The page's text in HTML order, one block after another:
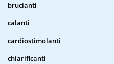
brucianti
calanti
cardiostimolanti
chiarificanti